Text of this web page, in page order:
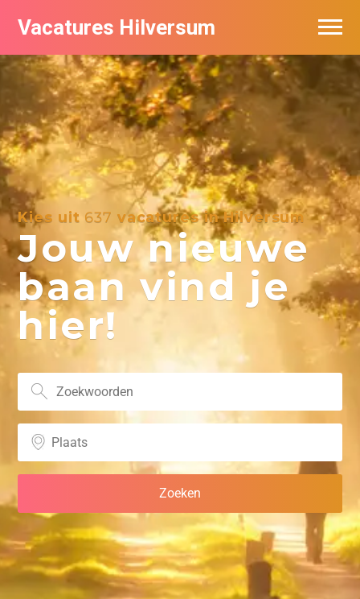
Vacatures Hilversum
Kies uit 637 vacatures in Hilversum
Jouw nieuwe
baan vind je
hier!
Vacatures per bedrijf in Hilversum
De populairste vacatures in Hilversum